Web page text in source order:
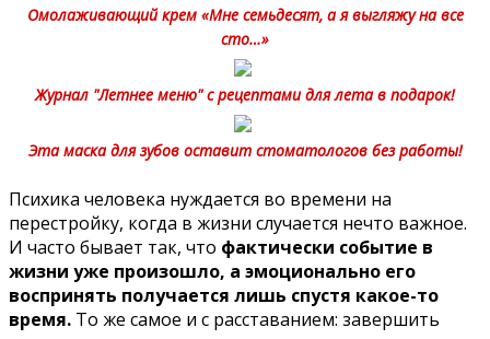
Омолаживающий крем «Мне семьдесят, а я выгляжу на все
сто…»
Журнал "Летнее меню" с рецептами для лета в подарок!
Эта маска для зубов оставит стоматологов без работы!
Психика человека нуждается во времени на
перестройку, когда в жизни случается нечто важное.
И часто бывает так, что фактически событие в
жизни уже произошло, а эмоционально его
воспринять получается лишь спустя какое-то
время. То же самое и с расставанием: завершить